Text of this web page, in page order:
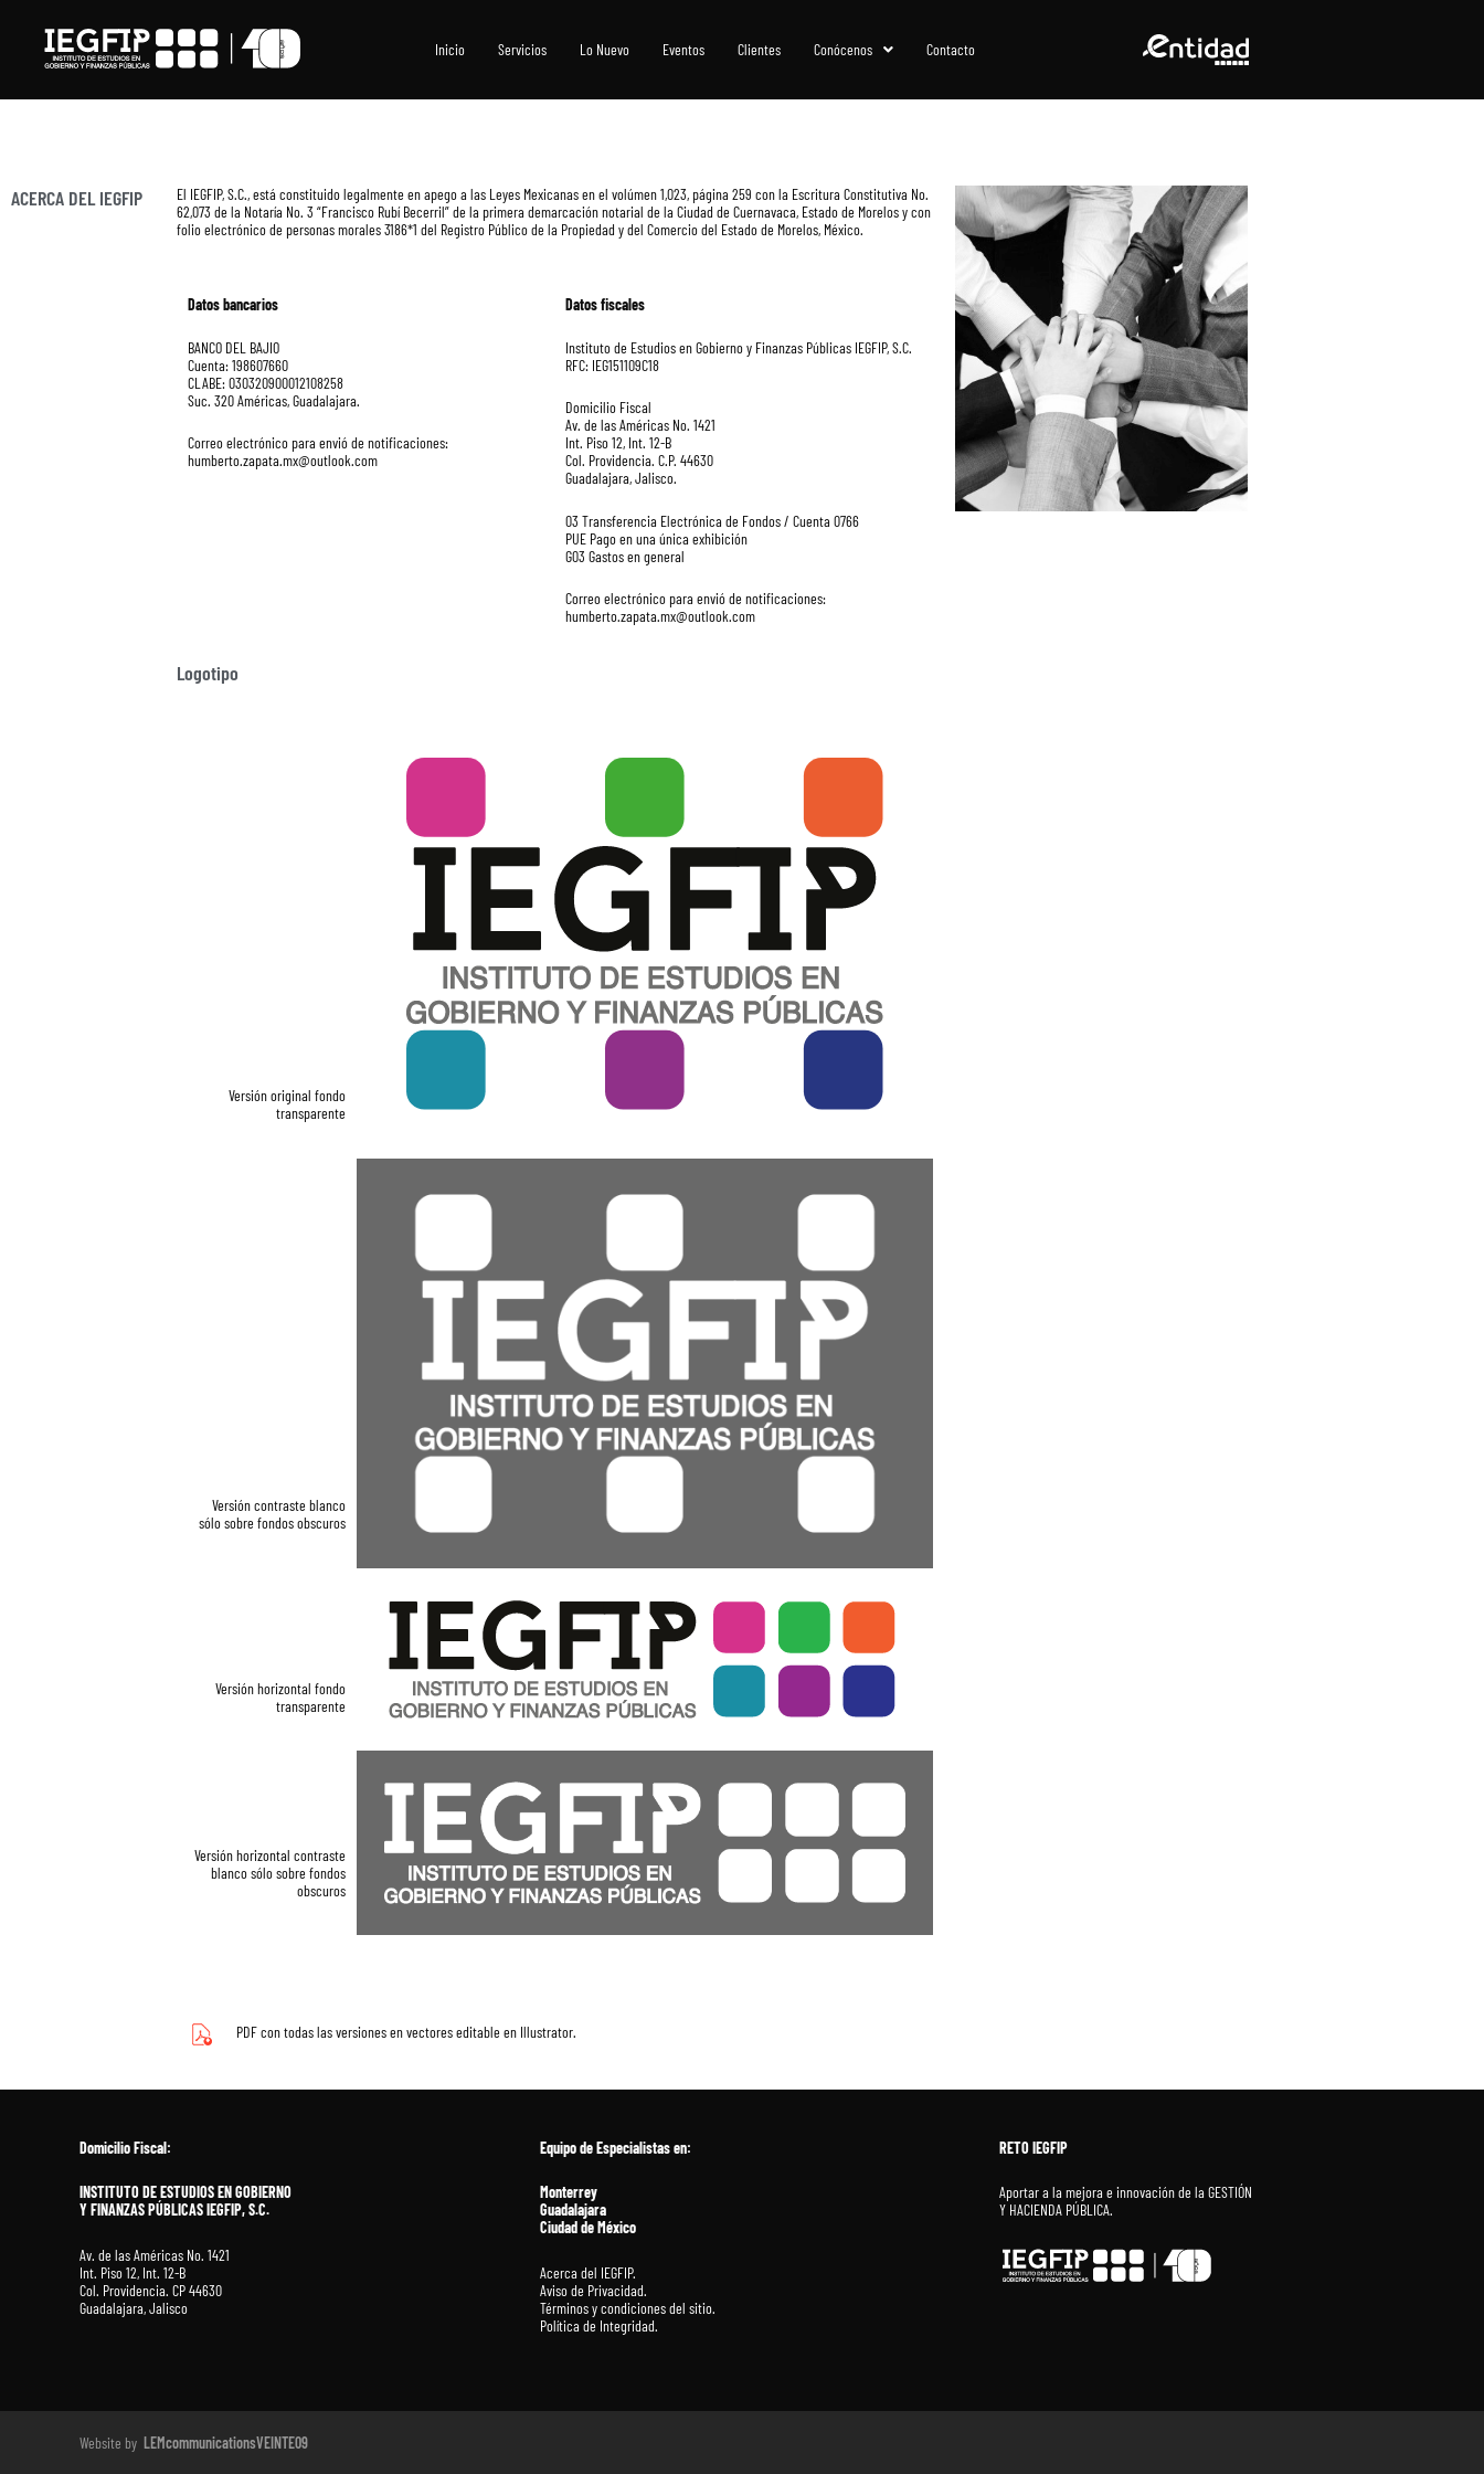
Inicio Servicios Lo Nuevo Eventos Clientes Conócenos Contacto
ACERCA DEL IEGFIP
El IEGFIP, S.C., está constituido legalmente en apego a las Leyes Mexicanas en el volúmen 1,023, página 259 con la Escritura Constitutiva No.
62,073 de la Notaría No. 3 “Francisco Rubí Becerril” de la primera demarcación notarial de la Ciudad de Cuernavaca, Estado de Morelos y con
folio electrónico de personas morales 3186*1 del Registro Público de la Propiedad y del Comercio del Estado de Morelos, México.
Datos bancarios
BANCO DEL BAJIO
Cuenta: 198607660
CLABE: 030320900012108258
Suc. 320 Américas, Guadalajara.
Correo electrónico para envió de notificaciones:
humberto.zapata.mx@outlook.com
Datos fiscales
Instituto de Estudios en Gobierno y Finanzas Públicas IEGFIP, S.C.
RFC: IEG151109C18
Domicilio Fiscal
Av. de las Américas No. 1421
Int. Piso 12, Int. 12-B
Col. Providencia. C.P. 44630
Guadalajara, Jalisco.
03 Transferencia Electrónica de Fondos / Cuenta 0766
PUE Pago en una única exhibición
G03 Gastos en general
Correo electrónico para envió de notificaciones:
humberto.zapata.mx@outlook.com
Logotipo
Versión original fondo
transparente
Versión contraste blanco
sólo sobre fondos obscuros
Versión horizontal fondo
transparente
Versión horizontal contraste
blanco sólo sobre fondos
obscuros
PDF con todas las versiones en vectores editable en Illustrator.
Domicilio Fiscal:
INSTITUTO DE ESTUDIOS EN GOBIERNO
Y FINANZAS PÚBLICAS IEGFIP, S.C.
Av. de las Américas No. 1421
Int. Piso 12, Int. 12-B
Col. Providencia. CP 44630
Guadalajara, Jalisco
Equipo de Especialistas en:
Monterrey
Guadalajara
Ciudad de México
Acerca del IEGFIP.
Aviso de Privacidad.
Términos y condiciones del sitio.
Política de Integridad.
RETO IEGFIP
Aportar a la mejora e innovación de la GESTIÓN
Y HACIENDA PÚBLICA.
Website by LEMcommunicationsVEINTE09